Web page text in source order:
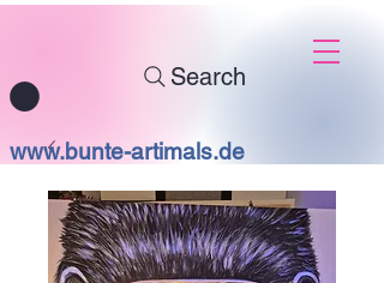
Search
www.bunte-artimals.de